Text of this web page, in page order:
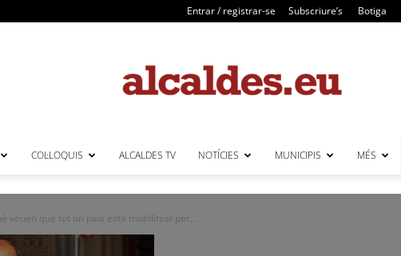
Entrar / registrar-se Subscriure’s Botiga
COL·LOQUIS ALCALDES TV NOTÍCIES MUNICIPIS MÉS
veuen que tot un país està mobilitzat per...